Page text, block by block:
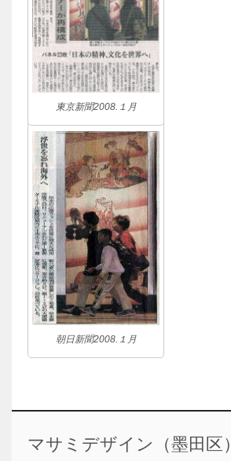
東京新聞2008.１月
朝日新聞2008.１月
マサミデザイン（墨田区